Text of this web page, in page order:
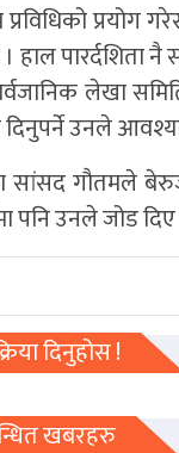
प्रयोग
हाल पारर्दशिता
लेखा
दिनुपर्ने उनले
गौतमले
पनि उनले जोड दिए
दिनुहोस !
खबरहरु